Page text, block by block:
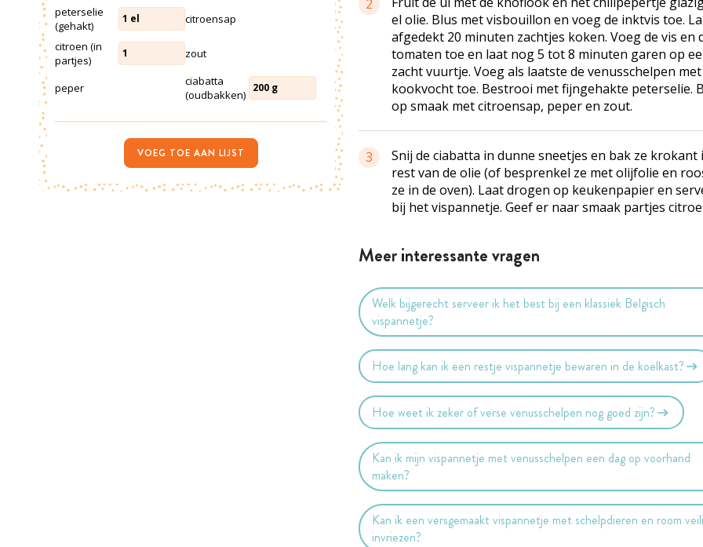
2
el olie. Blus met visbouillon en voeg de inktvis toe.
afgedekt 20 minuten zachtjes koken. Voeg de vis en
tomaten toe en laat nog 5 tot 8 minuten garen op
zacht vuurtje. Voeg als laatste de venusschelpen
kookvocht toe. Bestrooi met fijngehakte peterselie.
op smaak met citroensap, peper en zout.
3
Snij de ciabatta in dunne sneetjes en bak ze krokant
rest van de olie (of besprenkel ze met olijfolie en
ze in de oven). Laat drogen op keukenpapier en
bij het vispannetje. Geef er naar smaak partjes
Meer interessante vragen
Welk bijgerecht serveer ik het best bij een klassiek Belgisch
vispannetje?
Hoe lang kan ik een restje vispannetje bewaren in de koelkast?
Hoe weet ik zeker of verse venusschelpen nog goed zijn?
Kan ik mijn vispannetje met venusschelpen een dag op voorhand
maken?
Kan ik een versgemaakt vispannetje met schelpdieren en room
invriezen?
peterselie
(gehakt)
1 el
citroensap
citroen (in
partjes)
1 zout
peper
ciabatta
(oudbakken) 200 g
VOEG TOE AAN LIJST